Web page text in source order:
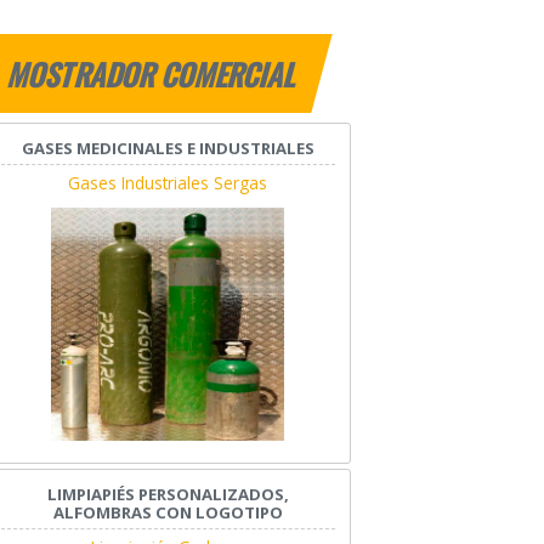
MOSTRADOR COMERCIAL
GASES MEDICINALES E INDUSTRIALES
Gases Industriales Sergas
LIMPIAPIÉS PERSONALIZADOS,
ALFOMBRAS CON LOGOTIPO